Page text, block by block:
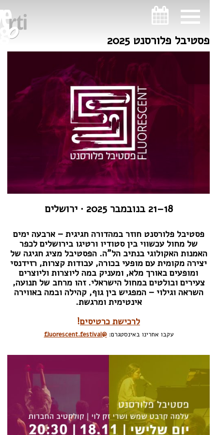
פסטיבל פלורסנט 2025
18–21 בנובמבר 2025 · ירושלים
פסטיבל פלורסנט חוזר במהדורה חגיגית – ארבעה ימים
של מחול עכשווי בין סטודיו ורטיגו בירושלים לכפר
האמנות האקולוגי בנתיב הל"ה. הפסטיבל מציג חגיגה של
יצירה מקומית עם מופעי בכורה, עבודות קצרות, רזידנסי
ומופעים באורך מלא, ומעניק במה ליוצרות וליוצרים
צעירים ובולטים במחול הישראלי. זהו מרחב של תנועה,
השראה וגילוי – המפגיש בין גוף, קהילה ובמה באווירה
אינטימית ומרגשת.
לרכישת כרטיסים!
עקבו אחרינו באינסטגרם:@fluorescent.festival